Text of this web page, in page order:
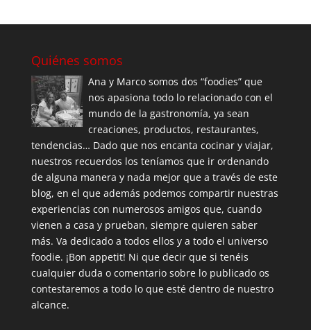
Quiénes somos
Ana y Marco somos dos “foodies” que
nos apasiona todo lo relacionado con el
mundo de la gastronomía, ya sean
creaciones, productos, restaurantes,
tendencias… Dado que nos encanta cocinar y viajar,
nuestros recuerdos los teníamos que ir ordenando
de alguna manera y nada mejor que a través de este
blog, en el que además podemos compartir nuestras
experiencias con numerosos amigos que, cuando
vienen a casa y prueban, siempre quieren saber
más. Va dedicado a todos ellos y a todo el universo
foodie. ¡Bon appetit! Ni que decir que si tenéis
cualquier duda o comentario sobre lo publicado os
contestaremos a todo lo que esté dentro de nuestro
alcance.